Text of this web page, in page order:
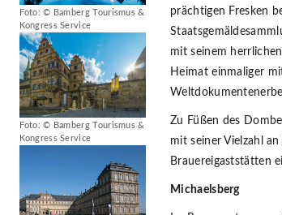
Foto: © Bamberg Tourismus &
Kongress Service
Foto: © Bamberg Tourismus &
Kongress Service
prächtigen Fresken
mit seinem
Heimat einmaliger
Zu Füßen des
mit seiner Vielzahl
Brauereigaststätten
Michaelsberg